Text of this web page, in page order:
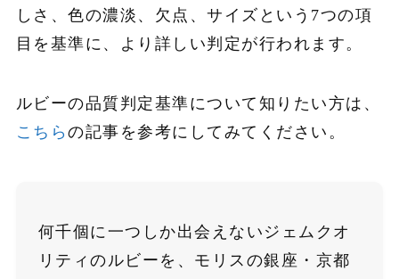
しさ、色の濃淡、欠点、サイズという7つの項
目を基準に、より詳しい判定が行われます。
ルビーの品質判定基準について知りたい方は、
こちらの記事を参考にしてみてください。
何千個に一つしか出会えないジェムクオ
リティのルビーを、モリスの銀座・京都